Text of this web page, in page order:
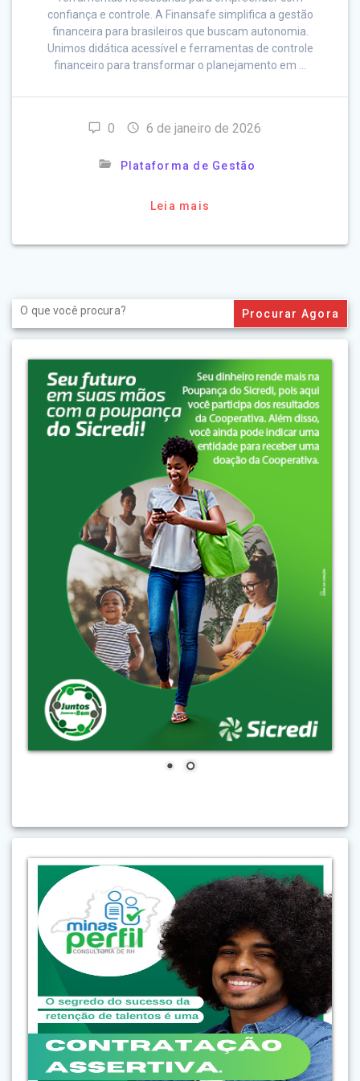
confiança e controle. A Finansafe simplifica a gestão
financeira para brasileiros que buscam autonomia.
Unimos didática acessível e ferramentas de controle
financeiro para transformar o planejamento em …
0 6 de janeiro de 2026
Plataforma de Gestão
Leia mais
Search
for: